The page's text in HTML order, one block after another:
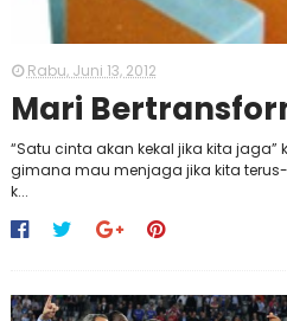
Rabu, Juni 13, 2012
Mari
“Satu cinta akan kekal jika kita
gimana mau menjaga jika kita
k...